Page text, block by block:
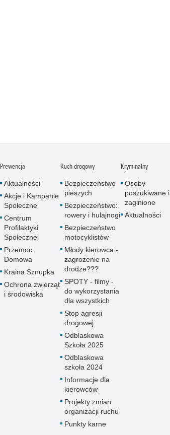
Prewencja
Aktualności
Akcje i Kampanie
Społeczne
Centrum
Profilaktyki
Społecznej
Przemoc
Domowa
Kraina Sznupka
Ochrona zwierząt
i środowiska
Ruch drogowy
Bezpieczeństwo
pieszych
Bezpieczeństwo:
rowery i hulajnogi
Bezpieczeństwo
motocyklistów
Młody kierowca -
zagrożenie na
drodze???
SPOTY - filmy -
do wykorzystania
dla wszystkich
Stop agresji
drogowej
Odblaskowa
Szkoła 2025
Odblaskowa
szkoła 2024
Informacje dla
kierowców
Projekty zmian
organizacji ruchu
Punkty karne
Kryminalny
Osoby
poszukiwane i
zaginione
Aktualności